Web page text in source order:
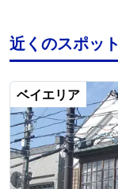
近くのスポット
ベイエリア